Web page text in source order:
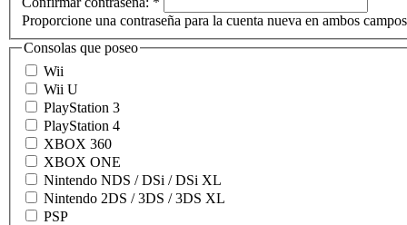
Proporcione una contraseña para la cuenta nueva en ambos
Consolas que poseo
Wii
Wii U
PlayStation 3
PlayStation 4
XBOX 360
XBOX ONE
Nintendo NDS / DSi / DSi XL
Nintendo 2DS / 3DS / 3DS XL
PSP